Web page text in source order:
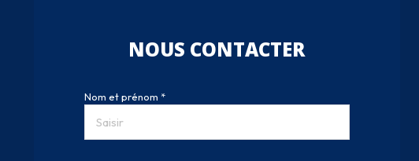
NOUS CONTACTER
Nom et prénom *